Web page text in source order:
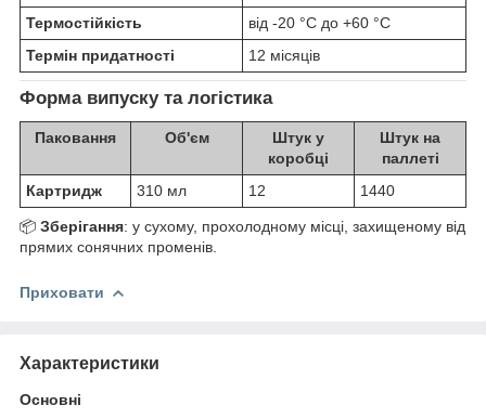
Термостійкість
від -20 °C до +60 °C
Термін придатності
12 місяців
Форма випуску та логістика
Паковання Об'єм
Штук у
коробці
Штук на
паллеті
Картридж
310 мл 12 1440
📦 Зберігання: у сухому, прохолодному місці, захищеному від
прямих сонячних променів.
Приховати
Характеристики
Основні